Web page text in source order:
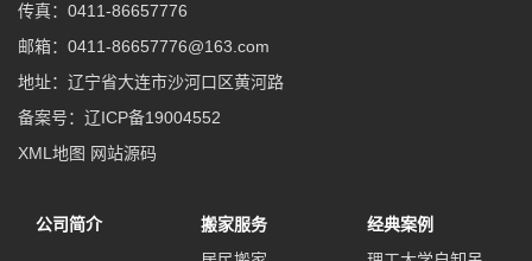
传真：0411-86657776
邮箱：0411-86657776@163.com
地址：辽宁省大连市沙河口区黄河路
备案号： 辽ICP备19004552
XML地图 网站源码
公司简介
搬家服务
经典案例